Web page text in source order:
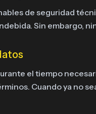
de seguridad
Sin embargo,
el tiempo
Cuando ya no